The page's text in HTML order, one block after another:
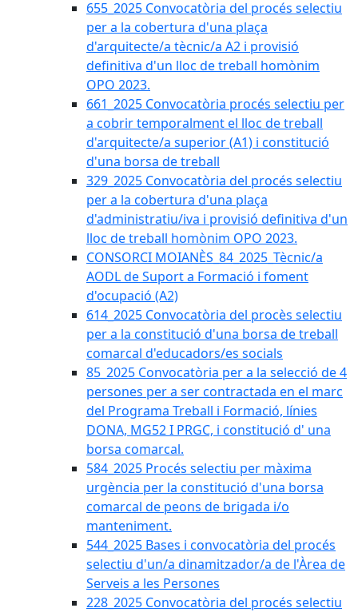
655_2025 Convocatòria del procés selectiu
per a la cobertura d'una plaça
d'arquitecte/a tècnic/a A2 i provisió
definitiva d'un lloc de treball homònim
OPO 2023.
661_2025 Convocatòria procés selectiu per
a cobrir temporalment el lloc de treball
d'arquitecte/a superior (A1) i constitució
d'una borsa de treball
329_2025 Convocatòria del procés selectiu
per a la cobertura d'una plaça
d'administratiu/iva i provisió definitiva d'un
lloc de treball homònim OPO 2023.
CONSORCI MOIANÈS_84_2025_Tècnic/a
AODL de Suport a Formació i foment
d'ocupació (A2)
614_2025 Convocatòria del procès selectiu
per a la constitució d'una borsa de treball
comarcal d'educadors/es socials
85_2025 Convocatòria per a la selecció de 4
persones per a ser contractada en el marc
del Programa Treball i Formació, línies
DONA, MG52 I PRGC, i constitució d' una
borsa comarcal.
584_2025 Procés selectiu per màxima
urgència per la constitució d'una borsa
comarcal de peons de brigada i/o
manteniment.
544_2025 Bases i convocatòria del procés
selectiu d'un/a dinamitzador/a de l'Àrea de
Serveis a les Persones
228_2025 Convocatòria del procés selectiu